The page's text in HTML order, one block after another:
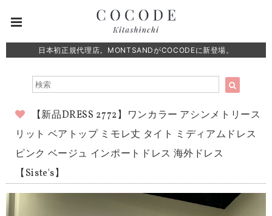
日本初正規代理店。MONTSANDがCOCODEに新登場。
【新品DRESS 2772】ワンカラー アシンメトリース
リット ベアトップ ミモレ丈 タイト ミディアムドレス
ピンク ベージュ インポートドレス 海外ドレス
【Siste's】